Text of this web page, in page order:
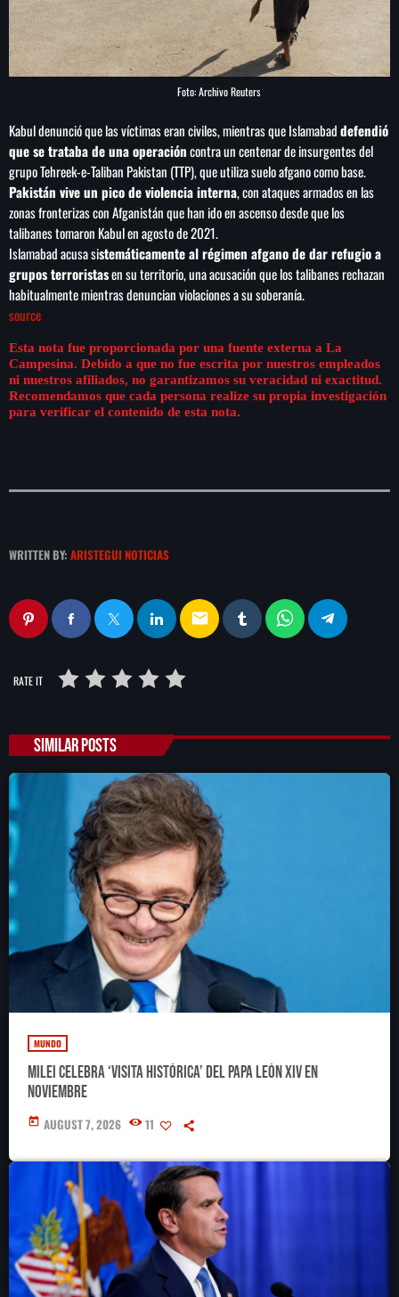
Foto: Archivo Reuters
Kabul denunció que las víctimas eran civiles, mientras que Islamabaddefendió
que se trataba de una operacióncontra un centenar de insurgentes del
grupo Tehreek-e-Taliban Pakistan (TTP), que utiliza suelo afgano como base.
Pakistán vive un pico de violencia interna, con ataques armados en las
zonas fronterizas con Afganistán que han ido en ascenso desde que los
talibanes tomaron Kabul en agosto de 2021.
Islamabad acusa sistemáticamente al régimen afgano de dar refugio a
grupos terroristasen su territorio, una acusación que los talibanes rechazan
habitualmente mientras denuncian violaciones a su soberanía.
source
Esta nota fue proporcionada por una fuente externa a La
Campesina. Debido a que no fue escrita por nuestros empleados
ni nuestros afiliados, no garantizamos su veracidad ni exactitud.
Recomendamos que cada persona realize su propia investigación
para verificar el contenido de esta nota.
WRITTEN BY: ARISTEGUI NOTICIAS
email
RATE IT
SIMILAR POSTS
MUNDO
Milei celebra ‘visita histórica’ del papa León XIV en
noviembre
today AUGUST 7, 2026 11